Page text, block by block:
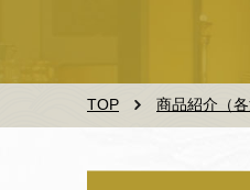
TOP 商品紹介（